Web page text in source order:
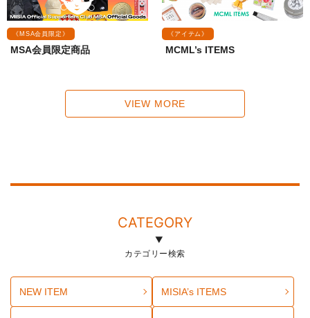
《MSA会員限定》
MSA会員限定商品
《アイテム》
MCML’s ITEMS
VIEW MORE
CATEGORY
カテゴリー検索
NEW ITEM MISIA’s ITEMS